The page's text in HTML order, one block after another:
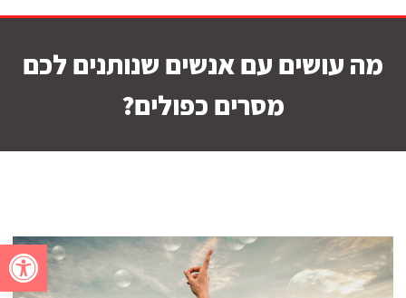
פתח
מה עושים עם אנשים שנותנים לכם
מסרים כפולים?